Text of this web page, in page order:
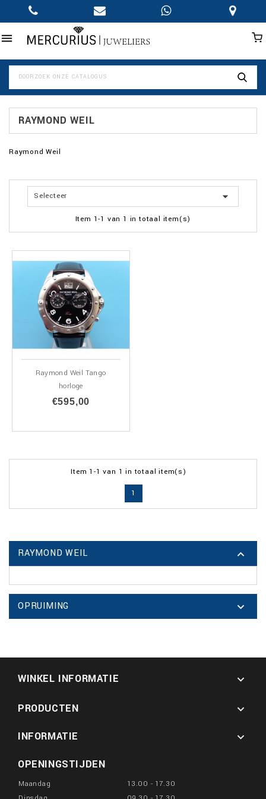

RAYMOND WEIL
Raymond Weil
Selecteer 
Item 1-1 van 1 in totaal item(s)
Raymond Weil Tango
horloge
€595,00
Item 1-1 van 1 in totaal item(s)
1
RAYMOND WEIL 
OPRUIMING 
WINKEL INFORMATIE 
PRODUCTEN

INFORMATIE

OPENINGSTIJDEN
Maandag
13.00 - 17.30